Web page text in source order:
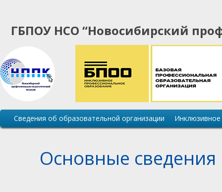
ГБПОУ НСО “Новосибирский
Основная
навигация
Сведения об образовательной организации
Основные сведения